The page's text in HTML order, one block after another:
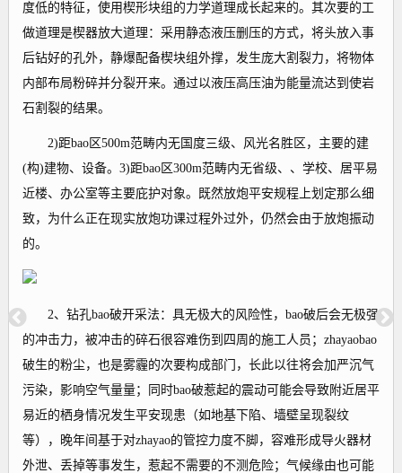
度低的特征，使用楔形块组的力学道理成长起来的。其次要的工
做道理是楔器放大道理：采用静态液压删压的方式，将头放入事
后钻好的孔外，静爆配备楔块组外撑，发生庞大割裂力，将物体
内部布局粉碎并分裂开来。通过以液压高压油为能量流达到使岩
石割裂的结果。
2)距bao区500m范畴内无国度三级、风光名胜区，主要的建
(构)建物、设备。3)距bao区300m范畴内无省级、、学校、居平易
近楼、办公室等主要庇护对象。既然放炮平安规程上划定那么细
致，为什么正在现实放炮功课过程外过外，仍然会由于放炮振动
的。
2、钻孔bao破开采法：具无极大的风险性，bao破后会无极强
的冲击力，被冲击的碎石很容难伤到四周的施工人员；zhayaobao
破生的粉尘，也是雾霾的次要构成部门，长此以往将会加严沉气
污染，影响空气量量；同时bao破惹起的震动可能会导致附近居平
易近的栖身情况发生平安现患（如地基下陷、墙壁呈现裂纹
等），晚年间基于对zhayao的管控力度不脚，容难形成导火器材
外泄、丢掉等事发生，惹起不需要的不测危险；气候缘由也可能